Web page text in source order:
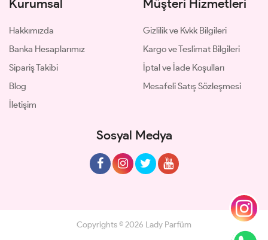
Kurumsal
Hakkımızda
Banka Hesaplarımız
Sipariş Takibi
Blog
İletişim
Müşteri Hizmetleri
Gizlilik ve Kvkk Bilgileri
Kargo ve Teslimat Bilgileri
İptal ve İade Koşulları
Mesafeli Satış Sözleşmesi
Sosyal Medya
Copyrights © 2026 Lady Parfüm